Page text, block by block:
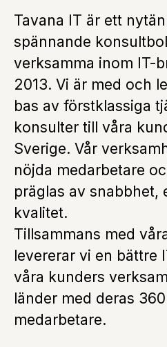
Tavana IT är ett
spännande
verksamma inom IT-
2013. Vi är med och
bas av förstklassiga
konsulter till våra
Sverige. Vår
nöjda medarbetare
präglas av snabbhet,
kvalitet.
Tillsammans med
levererar vi en bättre
våra kunders
länder med deras
medarbetare.